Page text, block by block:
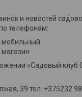
и новостей
телефонам:
мобильный
«Садовый
39 тел. +375232